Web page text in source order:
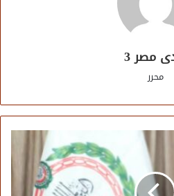
مصر 3
محرر